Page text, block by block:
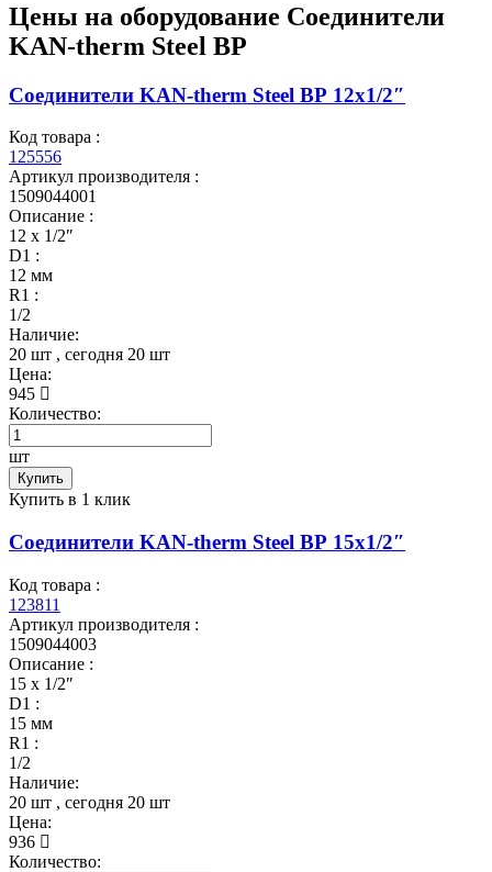
Цены на оборудование Соединители
KAN-therm Steel ВР
Соединители KAN-therm Steel ВР 12x1/2″
Код товара :
125556
Артикул производителя :
1509044001
Описание :
12 x 1/2″
D1 :
12 мм
R1 :
1/2
Наличие:
20 шт , сегодня 20 шт
Цена:
945
Количество:
шт
Купить
Купить в 1 клик
Соединители KAN-therm Steel ВР 15x1/2″
Код товара :
123811
Артикул производителя :
1509044003
Описание :
15 x 1/2″
D1 :
15 мм
R1 :
1/2
Наличие:
20 шт , сегодня 20 шт
Цена:
936
Количество: